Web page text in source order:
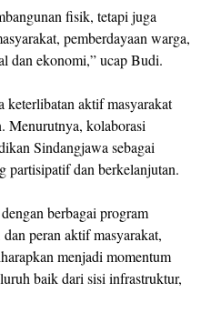
fisik, tetapi juga
pemberdayaan warga,
dan ekonomi,” ucap Budi.
keterlibatan aktif masyarakat
Menurutnya, kolaborasi
Sindangjawa sebagai
partisipatif dan berkelanjutan.
berbagai program
peran aktif masyarakat,
menjadi momentum
baik dari sisi infrastruktur,